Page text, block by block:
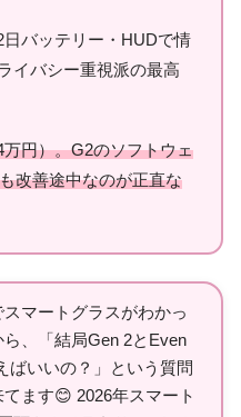
日バッテリー・HUDで情
イバシー重視派の最高
円）。G2のソフトウェ
改善途中なのが正直な
マートグラスがわかっ
、「結局Gen 2とEven
ばいいの？」という質問
ます😊 2026年スマート